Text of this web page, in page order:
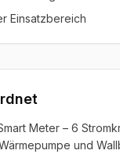
Einsatzbereich
Meter – 6
und